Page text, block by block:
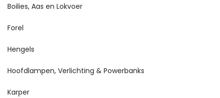
Boilies, Aas en Lokvoer
Forel
Hengels
Hoofdlampen, Verlichting & Powerbanks
Karper